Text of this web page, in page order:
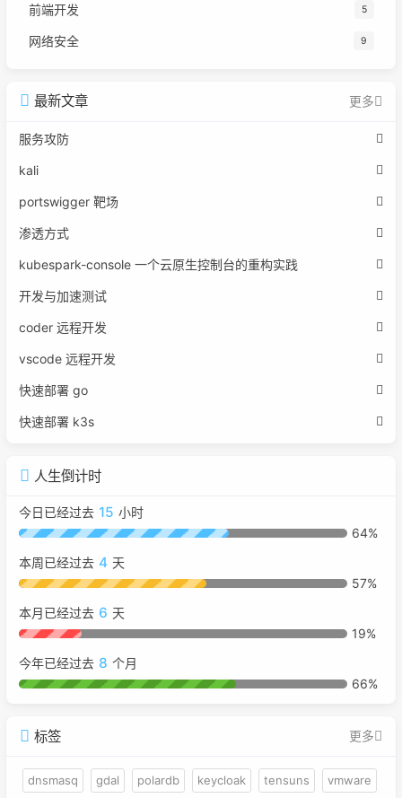
前端开发 5
网络安全 9
最新文章 更多
服务攻防
kali
portswigger 靶场
渗透方式
kubespark-console 一个云原生控制台的重构实践
开发与加速测试
coder 远程开发
vscode 远程开发
快速部署 go
快速部署 k3s
人生倒计时
今日已经过去 15 小时
64%
本周已经过去 4 天
57%
本月已经过去 6 天
19%
今年已经过去 8 个月
66%
标签 更多
dnsmasq gdal polardb keycloak tensuns vmware